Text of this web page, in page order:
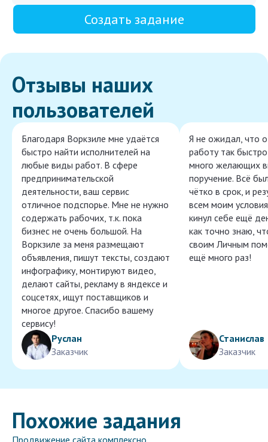
Создать задание
Отзывы наших
пользователей
Благодаря Воркзиле мне удаётся
быстро найти исполнителей на
любые виды работ. В сфере
предпринимательской
деятельности, ваш сервис
отличное подспорье. Мне не нужно
содержать рабочих, т.к. пока
бизнес не очень большой. На
Воркзиле за меня размещают
объявления, пишут тексты, создают
инфографику, монтируют видео,
делают сайты, рекламу в яндексе и
соцсетях, ищут поставщиков и
многое другое. Спасибо вашему
сервису!
Руслан
Заказчик
Я не ожидал, что
работу так
много желающих
поручение. Всё
чётко в срок, и
всем моим
кинул себе ещё
как точно знаю,
своим Личным
ещё много раз!
Станислав
Заказчик
Похожие задания